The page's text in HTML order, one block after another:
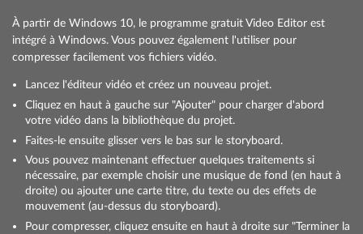
À partir de Windows 10, le programme gratuit Video Editor est
intégré à Windows. Vous pouvez également l'utiliser pour
compresser facilement vos fichiers vidéo.
Lancez l'éditeur vidéo et créez un nouveau projet.
Cliquez en haut à gauche sur "Ajouter" pour charger d'abord
votre vidéo dans la bibliothèque du projet.
Faites-le ensuite glisser vers le bas sur le storyboard.
Vous pouvez maintenant effectuer quelques traitements si
nécessaire, par exemple choisir une musique de fond (en haut à
droite) ou ajouter une carte titre, du texte ou des effets de
mouvement (au-dessus du storyboard).
Pour compresser, cliquez ensuite en haut à droite sur "Terminer la